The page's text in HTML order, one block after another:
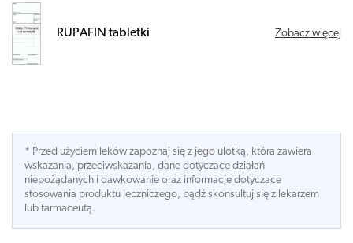
RUPAFIN tabletki Zobacz więcej
* Przed użyciem leków zapoznaj się z jego ulotką, która zawiera
wskazania, przeciwskazania, dane dotyczace działań
niepożądanych i dawkowanie oraz informacje dotyczace
stosowania produktu leczniczego, bądź skonsultuj się z lekarzem
lub farmaceutą.